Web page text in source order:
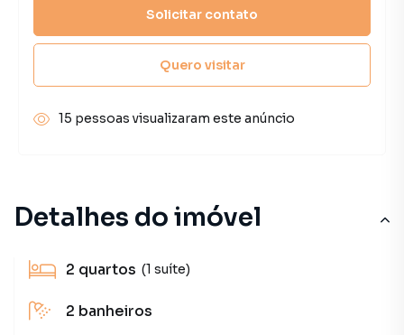
Detalhes do imóvel
2 quartos (1 suíte)
2 banheiros
Solicitar contato
Quero visitar
15 pessoas visualizaram este anúncio